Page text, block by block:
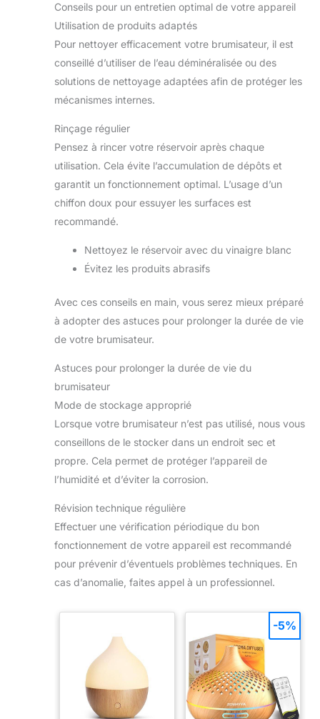
Conseils pour un entretien optimal de votre appareil
Utilisation de produits adaptés
Pour nettoyer efficacement votre brumisateur, il est
conseillé d’utiliser de l’eau déminéralisée ou des
solutions de nettoyage adaptées afin de protéger les
mécanismes internes.
Rinçage régulier
Pensez à rincer votre réservoir après chaque
utilisation. Cela évite l’accumulation de dépôts et
garantit un fonctionnement optimal. L’usage d’un
chiffon doux pour essuyer les surfaces est
recommandé.
Nettoyez le réservoir avec du vinaigre blanc
Évitez les produits abrasifs
Avec ces conseils en main, vous serez mieux préparé
à adopter des astuces pour prolonger la durée de vie
de votre brumisateur.
Astuces pour prolonger la durée de vie du
brumisateur
Mode de stockage approprié
Lorsque votre brumisateur n’est pas utilisé, nous vous
conseillons de le stocker dans un endroit sec et
propre. Cela permet de protéger l’appareil de
l’humidité et d’éviter la corrosion.
Révision technique régulière
Effectuer une vérification périodique du bon
fonctionnement de votre appareil est recommandé
pour prévenir d’éventuels problèmes techniques. En
cas d’anomalie, faites appel à un professionnel.
-5%